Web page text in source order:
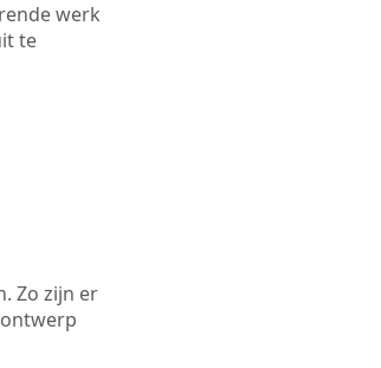
werk
te
Zo zijn er